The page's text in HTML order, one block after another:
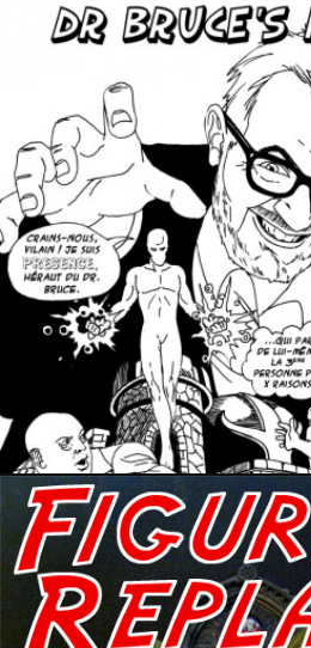
7 mai 2017